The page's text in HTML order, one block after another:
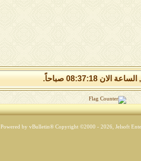
Powered by vBulletin® Copyright ©2000 - 2026, Jelsoft